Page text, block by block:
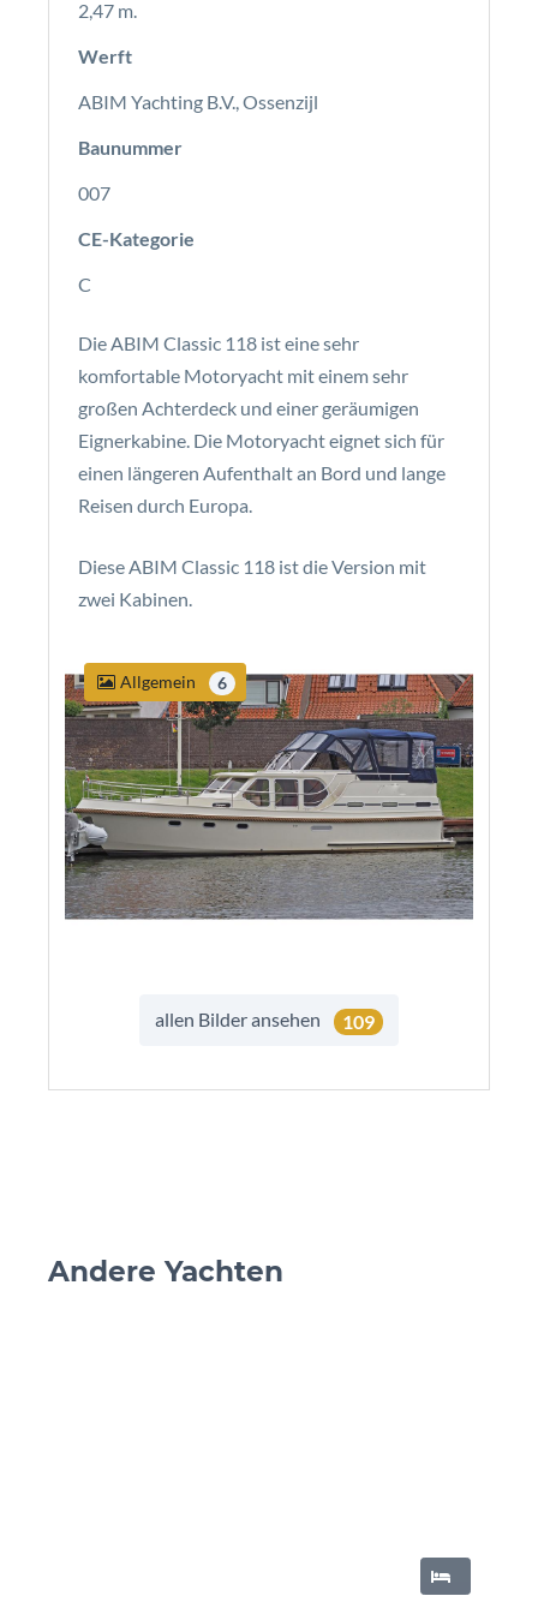
2,47 m.
Werft
ABIM Yachting B.V., Ossenzijl
Baunummer
007
CE-Kategorie
C
Die ABIM Classic 118 ist eine sehr
komfortable Motoryacht mit einem sehr
großen Achterdeck und einer geräumigen
Eignerkabine. Die Motoryacht eignet sich für
einen längeren Aufenthalt an Bord und lange
Reisen durch Europa.
Diese ABIM Classic 118 ist die Version mit
zwei Kabinen.
Allgemein 6
allen Bilder ansehen 109
Andere Yachten